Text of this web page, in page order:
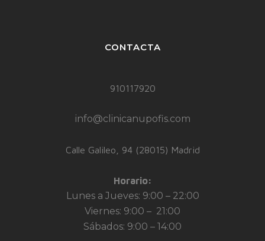
CONTACTA
910117920
info@clinicanupofis.com
Calle Galileo, 94 (28015) Madrid
Horario:
Lunes a Jueves: 9:00 – 22:00
Viernes: 9:00 – 21:00
Sábados: 9:00 – 14:00